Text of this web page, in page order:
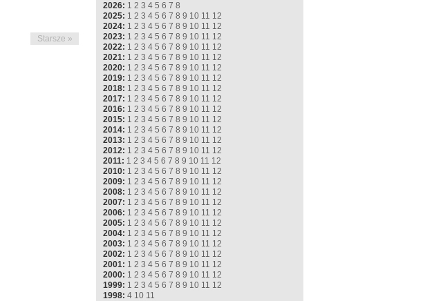
Starsze »
2026: 1 2 3 4 5 6 7 8
2025: 1 2 3 4 5 6 7 8 9 10 11 12
2024: 1 2 3 4 5 6 7 8 9 10 11 12
2023: 1 2 3 4 5 6 7 8 9 10 11 12
2022: 1 2 3 4 5 6 7 8 9 10 11 12
2021: 1 2 3 4 5 6 7 8 9 10 11 12
2020: 1 2 3 4 5 6 7 8 9 10 11 12
2019: 1 2 3 4 5 6 7 8 9 10 11 12
2018: 1 2 3 4 5 6 7 8 9 10 11 12
2017: 1 2 3 4 5 6 7 8 9 10 11 12
2016: 1 2 3 4 5 6 7 8 9 10 11 12
2015: 1 2 3 4 5 6 7 8 9 10 11 12
2014: 1 2 3 4 5 6 7 8 9 10 11 12
2013: 1 2 3 4 5 6 7 8 9 10 11 12
2012: 1 2 3 4 5 6 7 8 9 10 11 12
2011: 1 2 3 4 5 6 7 8 9 10 11 12
2010: 1 2 3 4 5 6 7 8 9 10 11 12
2009: 1 2 3 4 5 6 7 8 9 10 11 12
2008: 1 2 3 4 5 6 7 8 9 10 11 12
2007: 1 2 3 4 5 6 7 8 9 10 11 12
2006: 1 2 3 4 5 6 7 8 9 10 11 12
2005: 1 2 3 4 5 6 7 8 9 10 11 12
2004: 1 2 3 4 5 6 7 8 9 10 11 12
2003: 1 2 3 4 5 6 7 8 9 10 11 12
2002: 1 2 3 4 5 6 7 8 9 10 11 12
2001: 1 2 3 4 5 6 7 8 9 10 11 12
2000: 1 2 3 4 5 6 7 8 9 10 11 12
1999: 1 2 3 4 5 6 7 8 9 10 11 12
1998: 4 10 11